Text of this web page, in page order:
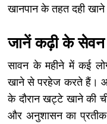
खानपान के तहत दही खाने
जानें कढ़ी के
सावन के महीने में कई
खाने से परहेज करते हैं।
के दौरान खट्टे खाने की
और अनुशासन का